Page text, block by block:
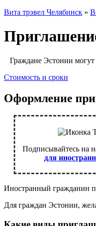
Вита трэвел Челябинск »
Граждане Эстонии
Стоимость и сроки
Оформление
Подписывайтесь на
для
Иностранный гражданин
Для граждан Эстонии,